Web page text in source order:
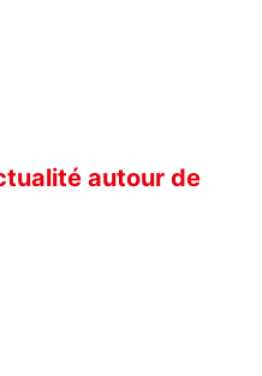
autour de